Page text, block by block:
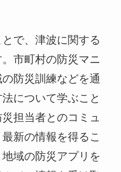
で、津波に関する
市町村の防災マニ
防災訓練などを通
について学ぶこと
担当者とのコミュ
新の情報を得るこ
域の防災アプリを